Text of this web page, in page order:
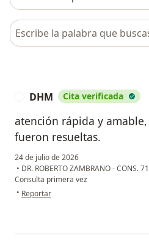
Busca en opiniones
DHM Cita verificada
atención rápida y
fueron resueltas.
24 de julio de 2026
• DR. ROBERTO ZAMBRANO - CONS.
Consulta primera vez
• en opinión del usuario DHM
Reportar